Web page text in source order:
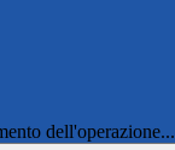
dell'operazione...